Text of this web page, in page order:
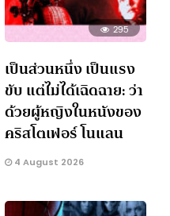
295
เป็นส่วนหนึ่ง เป็นแรง
ขับ แต่ไม่ได้เฉิดฉาย: ว่า
ด้วยผู้หญิงในหนังของ
คริสโตเฟอร์ โนแลน
4 August 2026